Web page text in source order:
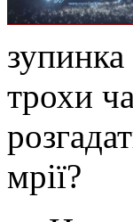
зупинка
трохи
мрії?